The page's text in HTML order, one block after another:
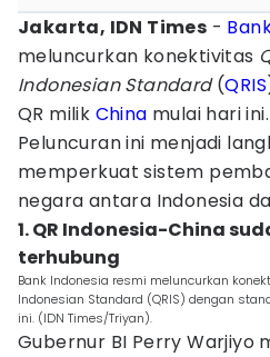
Jakarta, IDN Times -
meluncurkan konektivitas
Indonesian Standard(QRIS
QR milik China mulai hari ini.
Peluncuran ini menjadi
memperkuat sistem
negara antara Indonesia
1. QR Indonesia-China
terhubung
Bank Indonesia resmi meluncurkan
Indonesian Standard (QRIS) dengan
ini. (IDN Times/Triyan).
Gubernur BI Perry Warjiyo